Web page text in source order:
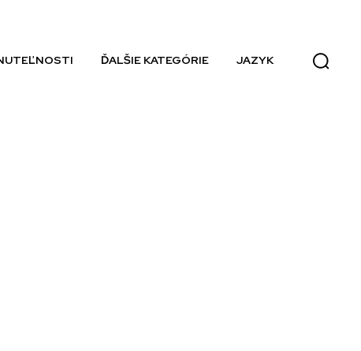
ĎALŠIE KATEGÓRIE JAZYK